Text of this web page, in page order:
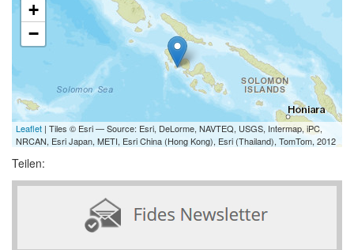
+
−
Leaflet | Tiles © Esri — Source: Esri, DeLorme, NAVTEQ, USGS, Intermap, iPC,
NRCAN, Esri Japan, METI, Esri China (Hong Kong), Esri (Thailand), TomTom, 2012
Teilen: